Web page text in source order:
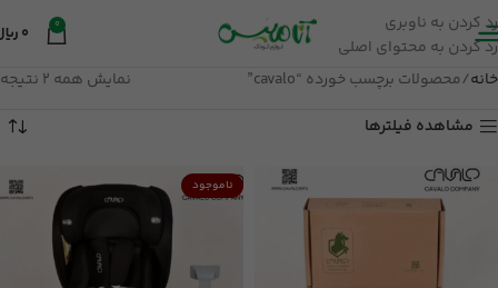
رد کردن به ناوبری
رد کردن به محتوای اصلی
0
0
خانه محصولات برچسب خورده “cavalo”
نمایش همه 2 نتیجه
مشاهده فیلترها
ناموجود